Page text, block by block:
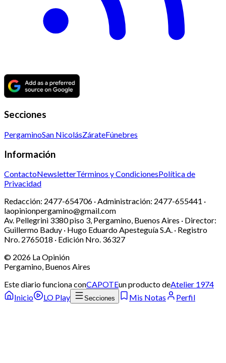
Secciones
PergaminoSan NicolásZárateFúnebres
Información
ContactoNewsletterTérminos y CondicionesPolítica de
Privacidad
Redacción: 2477-654706 ·Administración: 2477-655441 ·
laopinionpergamino@gmail.com
Av. Pellegrini 3380 piso 3, Pergamino, Buenos Aires · Director:
Guillermo Baduy · Hugo Eduardo Apesteguía S.A. · Registro
Nro. 2765018 · Edición Nro. 36327
© 2026 La Opinión
Pergamino, Buenos Aires
Este diario funciona conCAPOTEun producto deAtelier 1974
Inicio
LO Play Secciones Mis Notas Perfil